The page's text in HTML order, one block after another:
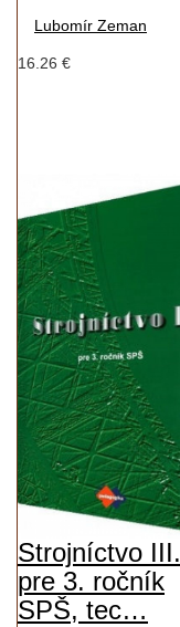
Lubomír Zeman
16.26 €
Strojníctvo III.
pre 3. ročník
SPŠ, tec…